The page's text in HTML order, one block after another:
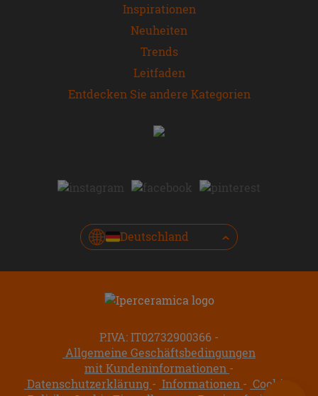
Inspirationen
Neuheiten
Trends
Leitfaden
Entdecken Sie andere Kategorien
Deutschland
P.IVA: IT02732900366
Allgemeine Geschäftsbedingungen
mit Kundeninformationen
Datenschutzerklärung
Informationen
Cookie-